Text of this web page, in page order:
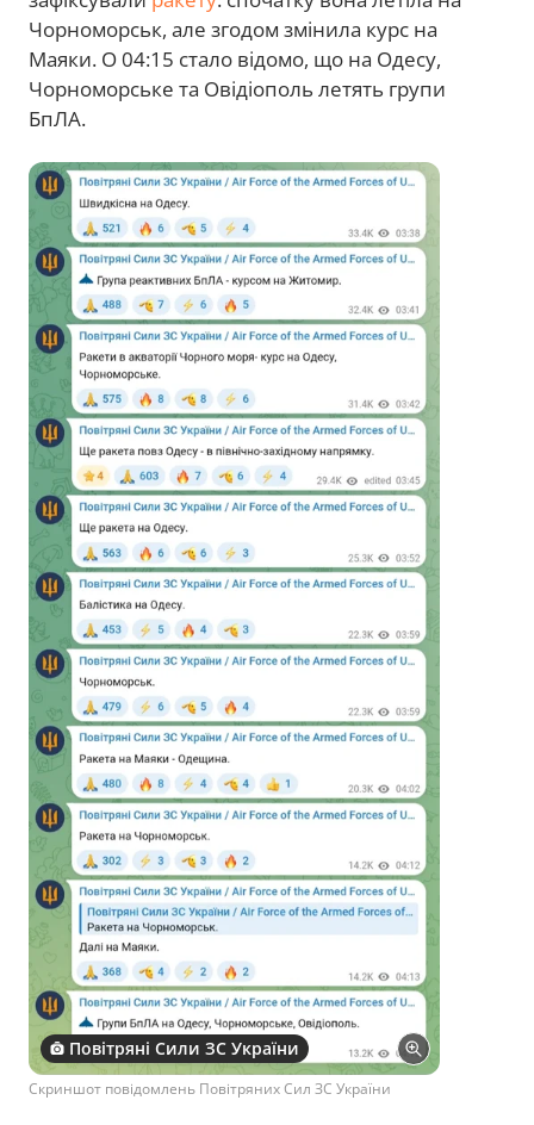
Чорноморськ, але згодом змінила курс на
Маяки. О 04:15 стало відомо, що на Одесу,
Чорноморське та Овідіополь летять групи
БпЛА.
Повітряні Сили ЗС України
Скриншот повідомлень Повітряних Сил ЗС України